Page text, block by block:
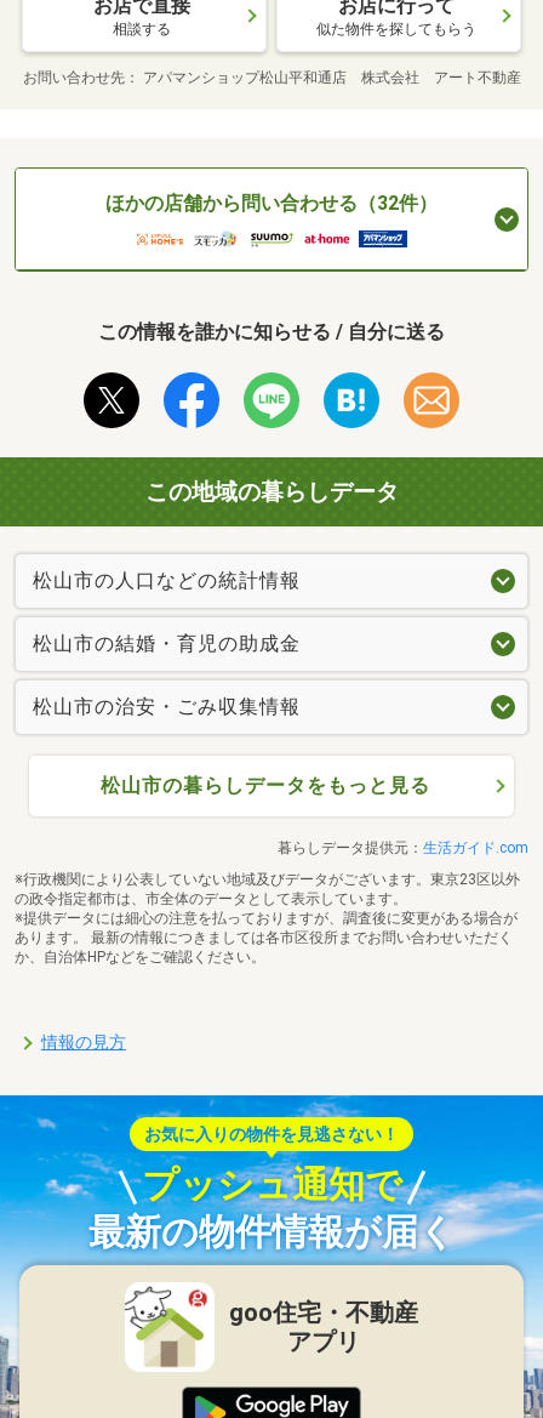
お店で直接
相談する
お店に行って
似た物件を探してもらう
お問い合わせ先 アパマンショップ松山平和通店 株式会社 アート不動産
ほかの店舗から問い合わせる（32件）
この情報を誰かに知らせる / 自分に送る
この地域の暮らしデータ
松山市の人口などの統計情報
松山市の結婚・育児の助成金
松山市の治安・ごみ収集情報
松山市の暮らしデータをもっと見る
暮らしデータ提供元： 生活ガイド.com
※行政機関により公表していない地域及びデータがございます。東京23区以外
の政令指定都市は、市全体のデータとして表示しています。
※提供データには細心の注意を払っておりますが、調査後に変更がある場合が
あります。 最新の情報につきましては各市区役所までお問い合わせいただく
か、自治体HPなどをご確認ください。
情報の見方
お気に入りの物件を見逃さない！
プッシュ通知で
最新の物件情報が届く
goo住宅・不動産
アプリ